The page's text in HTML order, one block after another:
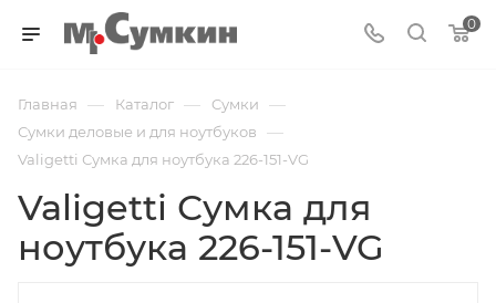
0
Главная — Каталог — Cумки —
Сумки деловые и для ноутбуков —
Valigetti Сумка для ноутбука 226-151-VG
Valigetti Сумка для
ноутбука 226-151-VG